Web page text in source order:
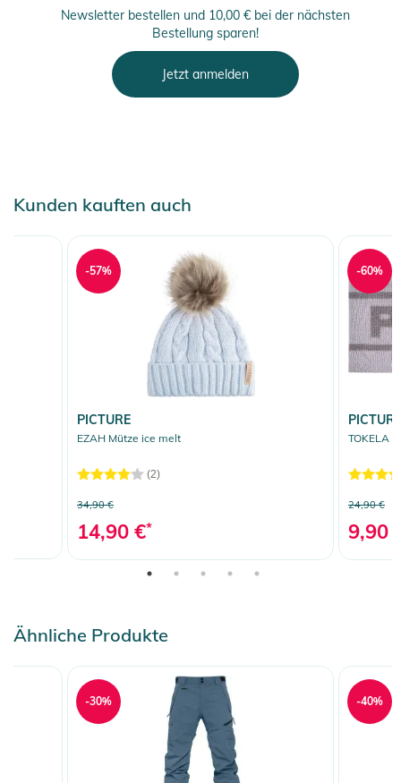
Newsletter bestellen und 10,00 € bei der nächsten
Bestellung sparen!
Jetzt anmelden
Kunden kauften auch
PICTURE
EZAH Mütze ice melt
(2)
34,90 €
14,90 €*
-57%
PICTURE
TOKELA
24,90 €
9,90
-60%
Ähnliche Produkte
-30% -40%